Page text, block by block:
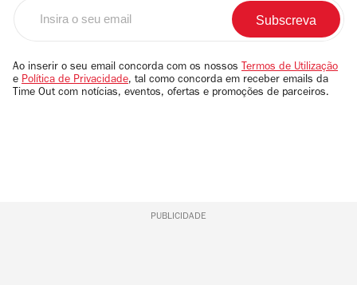
email
Ao inserir o seu email concorda com os nossos Termos de Utilização
e Política de Privacidade, tal como concorda em receber emails da
Time Out com notícias, eventos, ofertas e promoções de parceiros.
PUBLICIDADE